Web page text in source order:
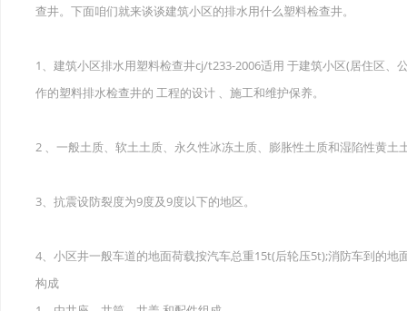
在安装绵阳玻璃钢化粪池时可能遇到这些难题
使用成都玻璃钢化粪池的七大好处你都记住了吗？
查井。下面咱们就来谈谈建筑小区的排水用什么塑料检查井。
1、建筑小区排水用塑料检查井cj/t233-2006适用 于建筑小区(居住区
作的塑料排水检查井的 工程的设计 、施工和维护保养。
2 、一般土质、软土土质、永久性冰冻土质、膨胀性土质和湿陷性黄土
3、抗震设防裂度为9度及9度以下的地区。
4、小区井一般车道的地面荷载按汽车总重15t(后轮压5t);消防车到的地
构成